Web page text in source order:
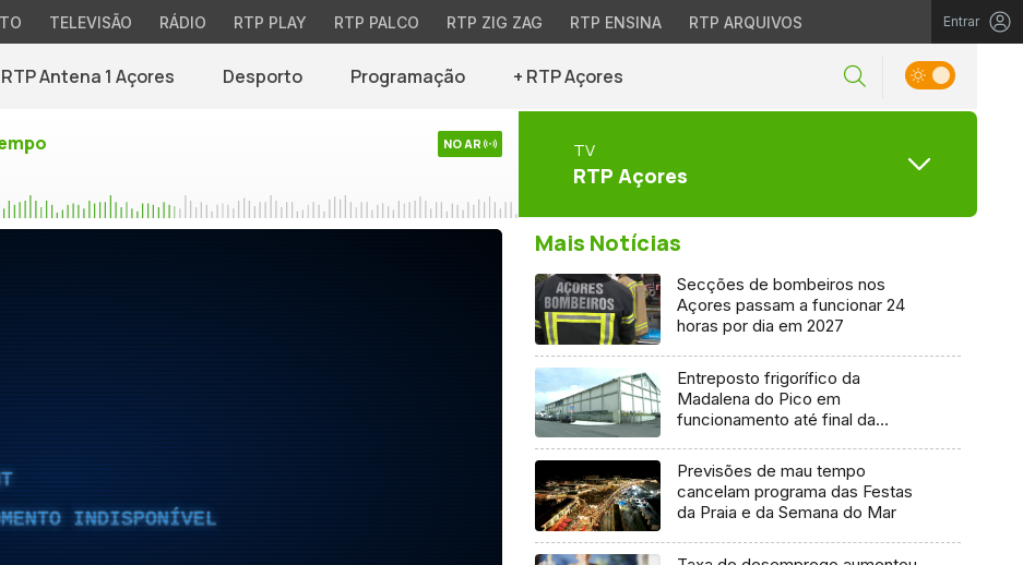
TELEVISÃO RÁDIO RTP PLAY RTP PALCO RTP ZIG ZAG RTP ENSINA RTP ARQUIVOS Entrar
RTP Antena 1 Açores Desporto Programação + RTP Açores
NO AR TV
RTP Açores
INDISPONÍVEL
Mais Notícias
Secções de bombeiros nos
Açores passam a funcionar 24
horas por dia em 2027
Entreposto frigorífico da
Madalena do Pico em
funcionamento até final da
Previsões de mau tempo
cancelam programa das Festas
da Praia e da Semana do Mar